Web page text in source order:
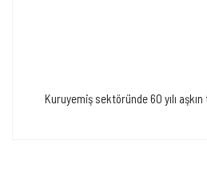
Kuruyemiş sektöründe 60 yılı